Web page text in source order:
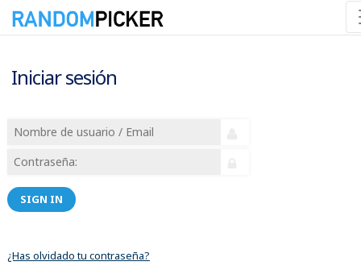
Iniciar sesión
SIGN IN
¿Has olvidado tu contraseña?